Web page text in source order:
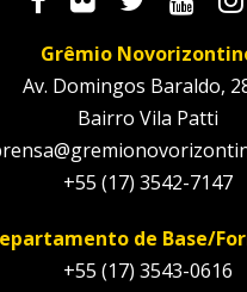
Grêmio
Av. Domingos Baraldo,
Bairro Vila Patti
+55 (17) 3542-7147
de Base/
+55 (17) 3543-0616